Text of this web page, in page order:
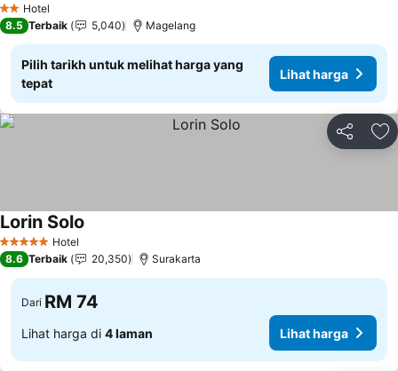
2 Bintang
Hotel
8.5 Terbaik 5,040 Magelang
Pilih tarikh untuk melihat harga yang
tepat
Lihat harga
Kongsi
5 Bintang Hotel
Lorin Solo
8.6 Terbaik 20,350 Surakarta
Dari RM 74
Lihat harga di 4 laman Lihat harga